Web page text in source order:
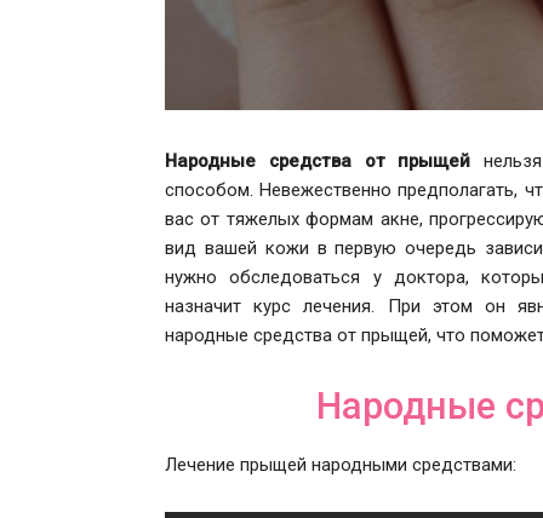
Народные средства от прыщей
способом. Невежественно предполагать,
вас от тяжелых формам акне,
вид вашей кожи в первую очередь
нужно обследоваться у доктора,
назначит курс лечения. При этом он
народные средства от прыщей, что
Народные
Лечение прыщей народными средствами: